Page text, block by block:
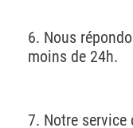
6. Nous
moins de 24h.
7. Notre